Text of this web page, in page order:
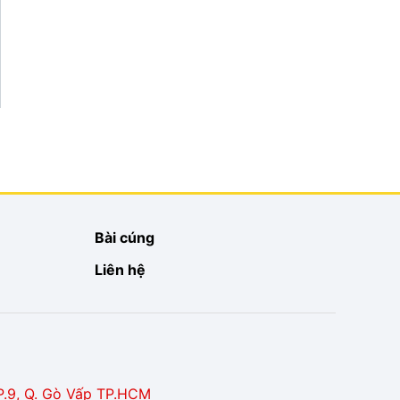
Bài cúng
Liên hệ
Q. Gò Vấp TP.HCM